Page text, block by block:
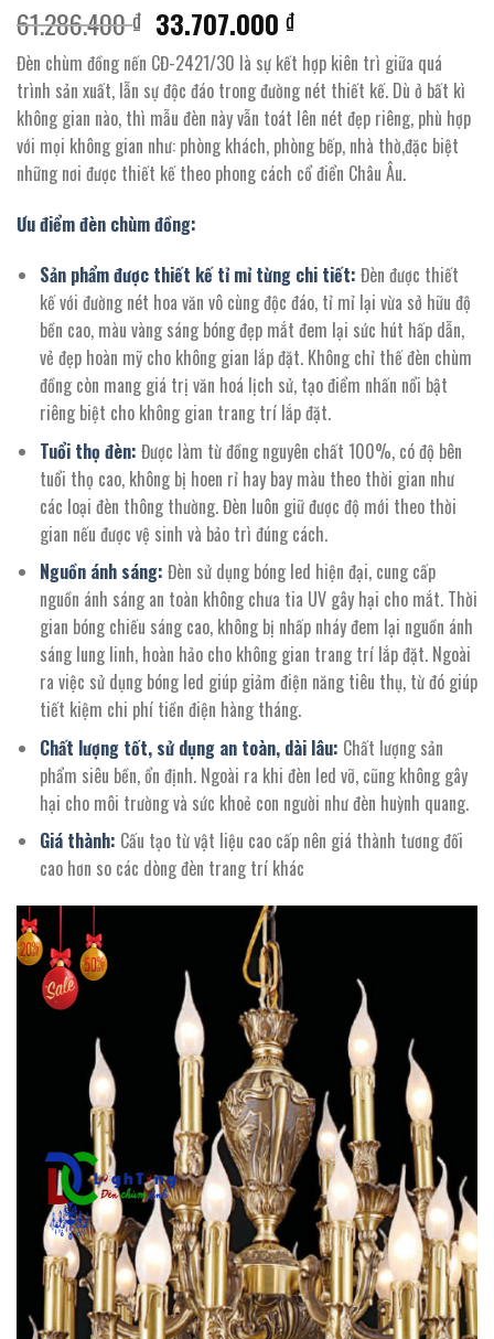
61.286.400₫ Giá
gốc
là:
61.286.400 ₫.
33.707.000₫Giá
hiện
tại
là:
33.707.000 ₫.
Đèn chùm đồng nến CĐ-2421/30 là sự kết hợp kiên trì giữa quá
trình sản xuất, lẫn sự độc đáo trong đường nét thiết kế. Dù ở bất kì
không gian nào, thì mẫu đèn này vẫn toát lên nét đẹp riêng, phù hợp
với mọi không gian như: phòng khách, phòng bếp, nhà thờ,đặc biệt
những nơi được thiết kế theo phong cách cổ điển Châu Âu.
Ưu điểm đèn chùm đồng:
Sản phẩm được thiết kế tỉ mỉ từng chi tiết: Đèn được thiết
kế với đường nét hoa văn vô cùng độc đáo, tỉ mỉ lại vừa sở hữu độ
bền cao, màu vàng sáng bóng đẹp mắt đem lại sức hút hấp dẫn,
vẻ đẹp hoàn mỹ cho không gian lắp đặt. Không chỉ thế đèn chùm
đồng còn mang giá trị văn hoá lịch sử, tạo điểm nhấn nổi bật
riêng biệt cho không gian trang trí lắp đặt.
Tuổi thọ đèn: Được làm từ đồng nguyên chất 100%, có độ bên
tuổi thọ cao, không bị hoen rỉ hay bay màu theo thời gian như
các loại đèn thông thường. Đèn luôn giữ được độ mới theo thời
gian nếu được vệ sinh và bảo trì đúng cách.
Nguồn ánh sáng: Đèn sử dụng bóng led hiện đại, cung cấp
nguồn ánh sáng an toàn không chưa tia UV gây hại cho mắt. Thời
gian bóng chiếu sáng cao, không bị nhấp nháy đem lại nguồn ánh
sáng lung linh, hoàn hảo cho không gian trang trí lắp đặt. Ngoài
ra việc sử dụng bóng led giúp giảm điện năng tiêu thụ, từ đó giúp
tiết kiệm chi phí tiền điện hàng tháng.
Chất lượng tốt, sử dụng an toàn, dài lâu: Chất lượng sản
phẩm siêu bền, ổn định. Ngoài ra khi đèn led vỡ, cũng không gây
hại cho môi trường và sức khoẻ con người như đèn huỳnh quang.
Giá thành: Cấu tạo từ vật liệu cao cấp nên giá thành tương đối
cao hơn so các dòng đèn trang trí khác